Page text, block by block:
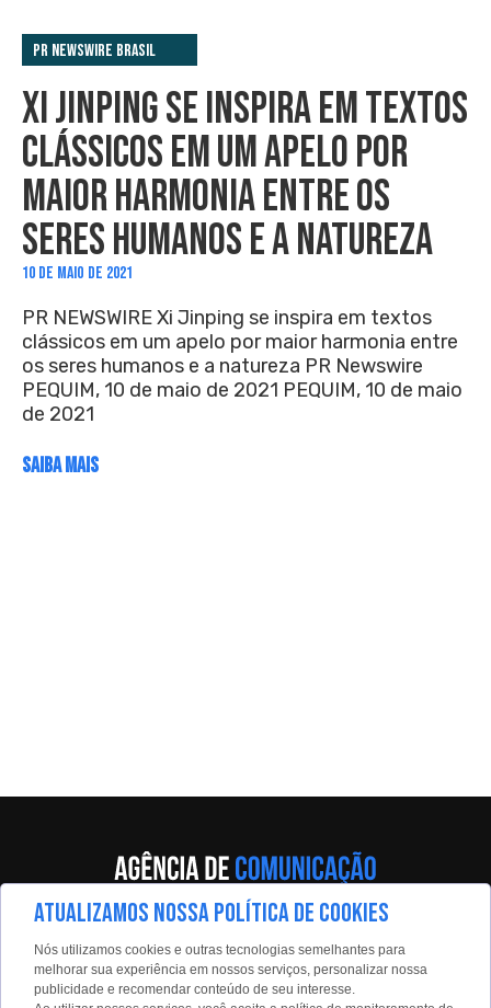
PR Newswire Brasil
XI JINPING SE INSPIRA EM TEXTOS
CLÁSSICOS EM UM APELO POR
MAIOR HARMONIA ENTRE OS
SERES HUMANOS E A NATUREZA
10 DE MAIO DE 2021
PR NEWSWIRE Xi Jinping se inspira em textos
clássicos em um apelo por maior harmonia entre
os seres humanos e a natureza PR Newswire
PEQUIM, 10 de maio de 2021 PEQUIM, 10 de maio
de 2021
SAIBA MAIS
Av. Eng. Caetano Álvares, 55 - 5º andar
Limão, São Paulo, 02598-900
Contato:
ATUALIZAMOS NOSSA POLÍTICA DE COOKIES
Nós utilizamos cookies e outras tecnologias semelhantes para
melhorar sua experiência em nossos serviços, personalizar nossa
publicidade e recomendar conteúdo de seu interesse.